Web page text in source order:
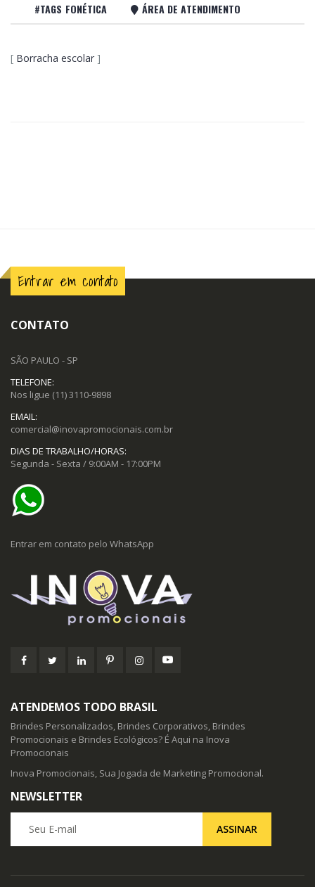
#TAGS FONÉTICA
ÁREA DE ATENDIMENTO
[ Borracha escolar ]
Entrar em contato
CONTATO
SÃO PAULO - SP
TELEFONE:
Nos ligue (11) 3110-9898
EMAIL:
comercial@inovapromocionais.com.br
DIAS DE TRABALHO/HORAS:
Segunda - Sexta / 9:00AM - 17:00PM
Entrar em contato pelo WhatsApp
ATENDEMOS TODO BRASIL
Brindes Personalizados, Brindes Corporativos, Brindes
Promocionais e Brindes Ecológicos? É Aqui na Inova
Promocionais
Inova Promocionais, Sua Jogada de Marketing Promocional.
NEWSLETTER
ASSINAR